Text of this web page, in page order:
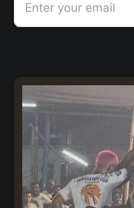
Enter your email